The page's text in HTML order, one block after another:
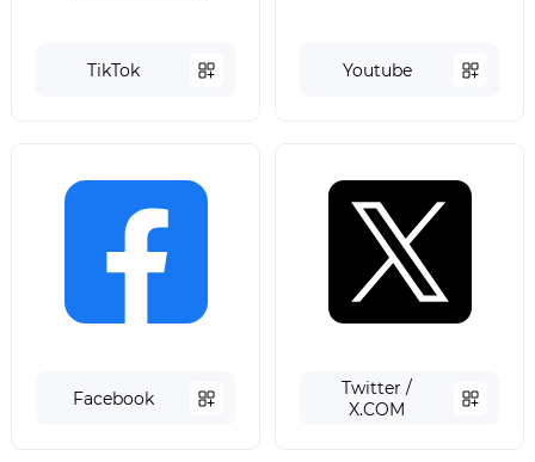
TikTok Youtube
Facebook
Twitter /
X.COM